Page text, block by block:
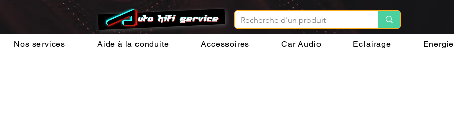
Nos services Aide à la conduite Accessoires Car Audio Eclairage Energie